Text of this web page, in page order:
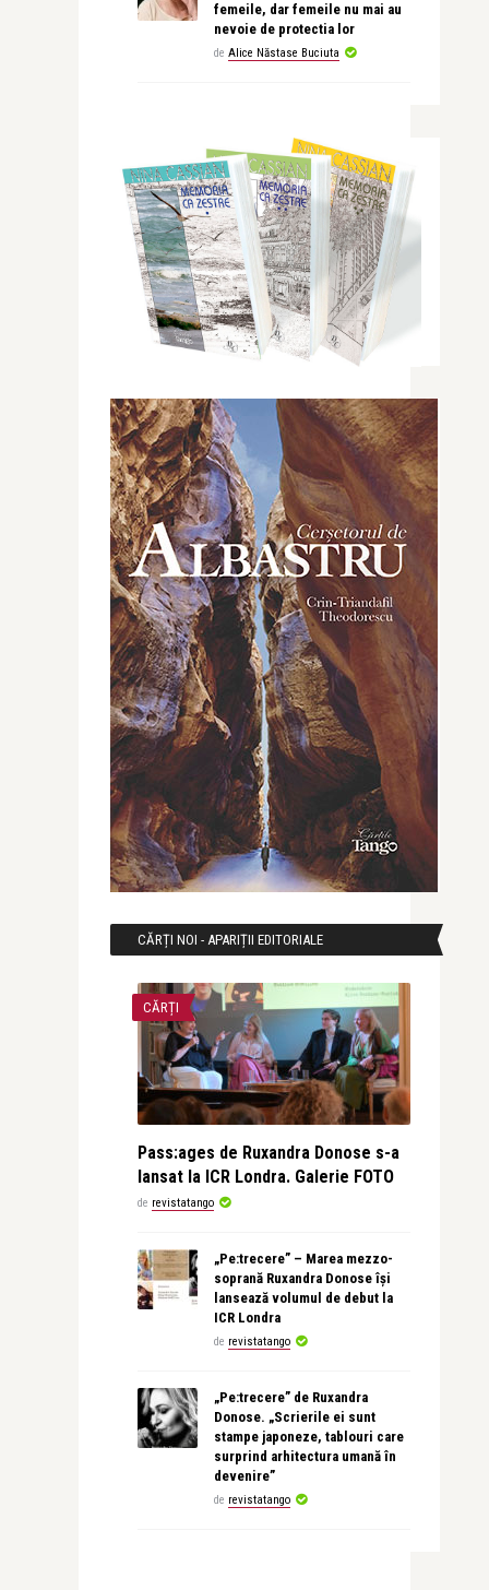
femeile, dar femeile nu mai au
nevoie de protectia lor
de Alice Năstase Buciuta
CĂRȚI NOI - APARIȚII EDITORIALE
CĂRȚI
Pass:ages de Ruxandra Donose s-a
lansat la ICR Londra. Galerie FOTO
de revistatango
„Pe:trecere” – Marea mezzo-
soprană Ruxandra Donose își
lansează volumul de debut la
ICR Londra
de revistatango
„Pe:trecere” de Ruxandra
Donose. „Scrierile ei sunt
stampe japoneze, tablouri care
surprind arhitectura umană în
devenire”
de revistatango